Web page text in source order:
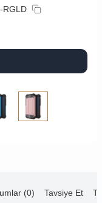
RGLD
(0) Tavsiye Et